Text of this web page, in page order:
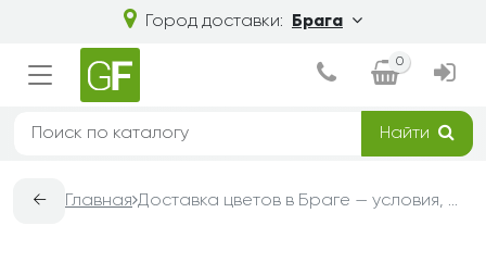
Город доставки: Брага
0
Найти
← Главная Доставка цветов в Браге — условия, сроки и стоимость | Grand-Flora